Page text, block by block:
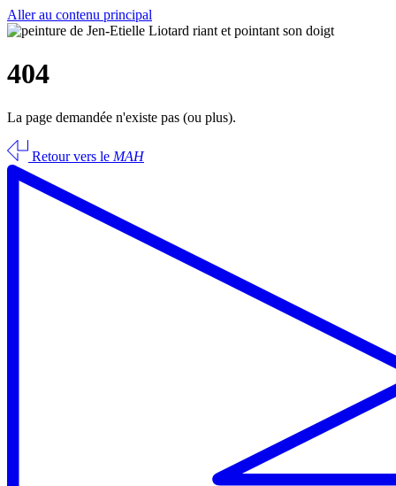
Aller au contenu principal
404
La page demandée n'existe pas (ou plus).
Retour vers le MAH